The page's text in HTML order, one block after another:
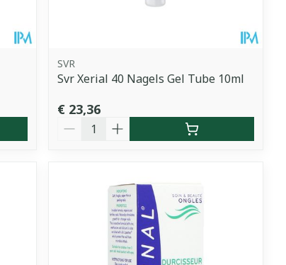
SVR
Svr Xerial 40 Nagels Gel Tube 10ml
€ 23,36
Aantal